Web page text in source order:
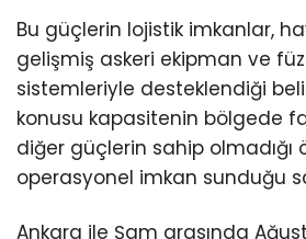
Bu güçlerin lojistik imkanlar,
gelişmiş askeri ekipman ve
sistemleriyle desteklendiği
konusu kapasitenin bölgede
diğer güçlerin sahip olmadığı
operasyonel imkan sunduğu
Ankara ile Şam arasında